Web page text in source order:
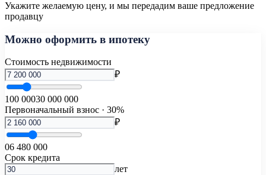
Укажите желаемую цену, и мы передадим ваше предложение
продавцу
Можно оформить в ипотеку
Стоимость недвижимости
₽
100 00030 000 000
Первоначальный взнос · 30%
₽
06 480 000
Срок кредита
лет